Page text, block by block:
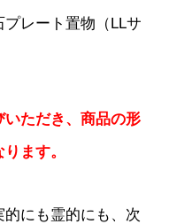
レート置物（LLサ
いただき、商品の形
ます。
にも霊的にも、次